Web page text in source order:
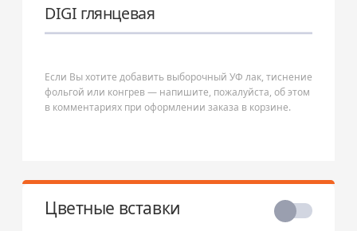
DIGI глянцевая
Если Вы хотите добавить выборочный УФ лак, тиснение
фольгой или конгрев — напишите, пожалуйста, об этом
в комментариях при оформлении заказа в корзине.
Цветные вставки